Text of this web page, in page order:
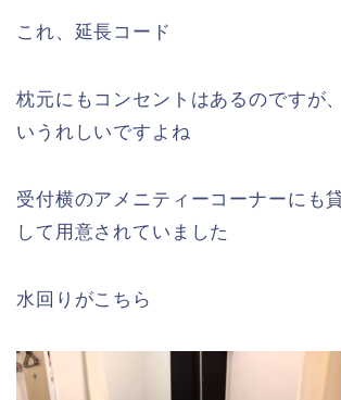
これ、延長コード
枕元にもコンセントはあるのですが
いうれしいですよね
受付横のアメニティーコーナーにも
して用意されていました
水回りがこちら